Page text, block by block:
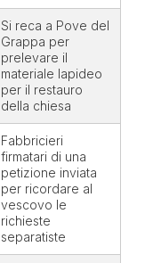
Si reca a Pove del
Grappa per
prelevare il
materiale lapideo
per il restauro
della chiesa
Fabbricieri
firmatari di una
petizione inviata
per ricordare al
vescovo le
richieste
separatiste